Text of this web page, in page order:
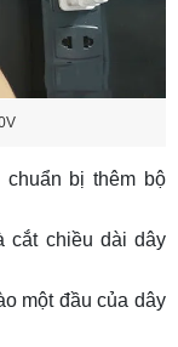
bị thêm bộ
cắt chiều dài dây
một đầu của dây